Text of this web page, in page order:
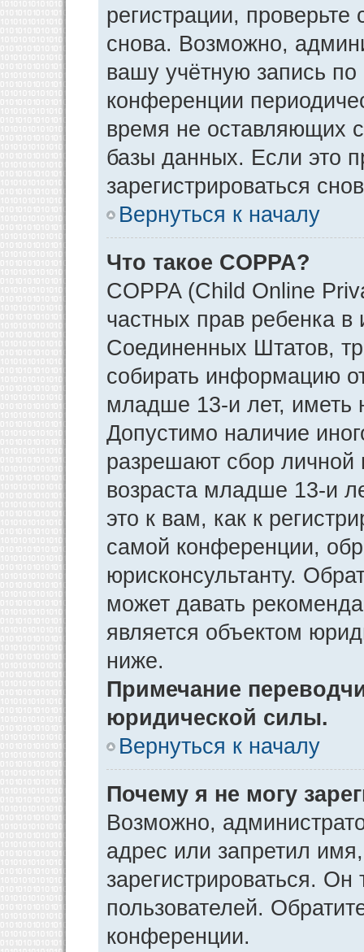
регистрации,
снова. Возможно,
вашу учётную запись
конференции
время не оставляющих
базы данных. Если это
зарегистрироваться
Вернуться к началу
Что такое COPPA?
COPPA (Child Online
частных прав ребенка в
Соединенных Штатов,
собирать информацию
младше 13-и лет, иметь
Допустимо наличие
разрешают сбор
возраста младше 13-и
это к вам, как к
самой конференции,
юрисконсультанту.
может давать
является объектом
ниже.
Примечание
юридической силы.
Вернуться к началу
Почему я не могу
Возможно,
адрес или запретил
зарегистрироваться.
пользователей.
конференции.